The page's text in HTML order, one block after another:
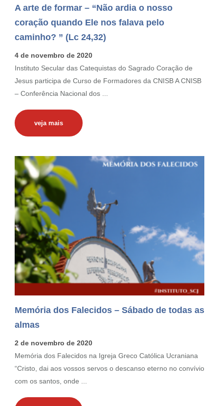
A arte de formar – “Não ardia o nosso
coração quando Ele nos falava pelo
caminho? ” (Lc 24,32)
4 de novembro de 2020
Instituto Secular das Catequistas do Sagrado Coração de
Jesus participa de Curso de Formadores da CNISB A CNISB
– Conferência Nacional dos ...
veja mais
Memória dos Falecidos – Sábado de todas as
almas
2 de novembro de 2020
Memória dos Falecidos na Igreja Greco Católica Ucraniana
“Cristo, dai aos vossos servos o descanso eterno no convívio
com os santos, onde ...